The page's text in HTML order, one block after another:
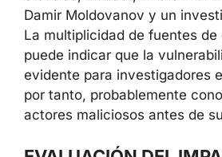
El descubrimiento de las
atribuye a cinco
independientes: Sibusiso,
Dorman (ACD421), Damir
investigador anónimo. La
fuentes de descubrimiento